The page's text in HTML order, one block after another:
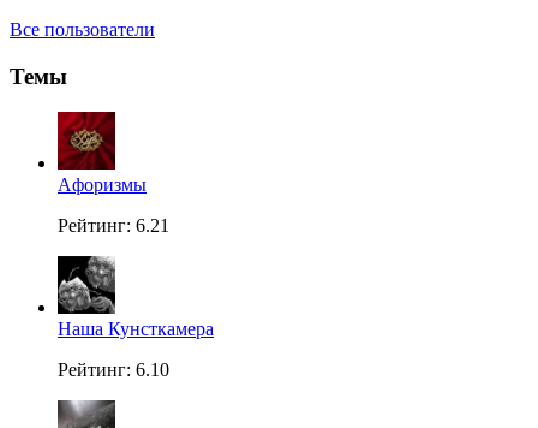
Все пользователи
Темы
Aфоризмы
Рейтинг: 6.21
Наша Кунсткамера
Рейтинг: 6.10